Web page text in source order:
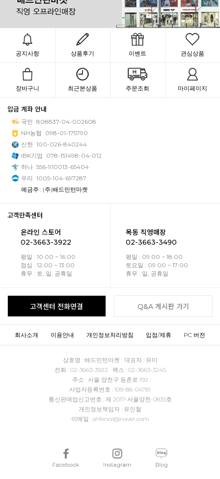
공지사항 상품후기 이벤트 관심상품
장바구니 최근본상품 주문조회 마이페이지
입금 계좌 안내
국민 808837-04-002608
NH농협
098-01-175790
신한 100-026-840244
IBK기업
078-151498-04-012
하나 556-910013-65404
우리 1005-104-697287
예금주 : (주)배드민턴마켓
고객만족센터
온라인 스토어
02-3663-3922
평일 : 10:00 ~ 16:00
점심 : 12:00 ~ 13:00
휴무 : 토, 일, 공휴일
목동 직영매장
02-3663-3490
평일 : 09:00 ~ 18:00
토요일 : 09:00 ~ 17:00
휴무 : 일, 공휴일
고객센터 전화연결 Q&A 게시판 가기
회사소개 이용안내 개인정보처리방침 입점/제휴 PC 버전
상호명 : 배드민턴마켓 대표자 : 유미
전화 : 02-3663-3922 팩스 : 02-3663-3245
주소 : 서울 양천구 등촌로 192
사업자등록번호 : 109-86-04781
통신판매업신고번호 : 제 2017-서울양천-0835호
개인정보책임자 : 유인철
이메일 : shfence@naver.com